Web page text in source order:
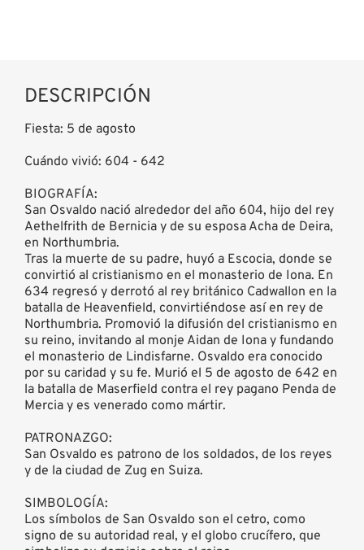
DESCRIPCIÓN
Fiesta: 5 de agosto
Cuándo vivió: 604 - 642
BIOGRAFÍA:
San Osvaldo nació alrededor del año 604, hijo del rey
Aethelfrith de Bernicia y de su esposa Acha de Deira,
en Northumbria.
Tras la muerte de su padre, huyó a Escocia, donde se
convirtió al cristianismo en el monasterio de Iona. En
634 regresó y derrotó al rey británico Cadwallon en la
batalla de Heavenfield, convirtiéndose así en rey de
Northumbria. Promovió la difusión del cristianismo en
su reino, invitando al monje Aidan de Iona y fundando
el monasterio de Lindisfarne. Osvaldo era conocido
por su caridad y su fe. Murió el 5 de agosto de 642 en
la batalla de Maserfield contra el rey pagano Penda de
Mercia y es venerado como mártir.
PATRONAZGO:
San Osvaldo es patrono de los soldados, de los reyes
y de la ciudad de Zug en Suiza.
SIMBOLOGÍA:
Los símbolos de San Osvaldo son el cetro, como
signo de su autoridad real, y el globo crucífero, que